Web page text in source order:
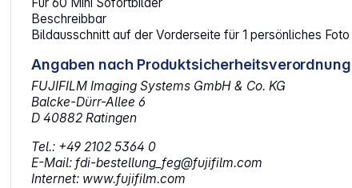
Beschreibbar
Bildausschnitt auf der Vorderseite für 1 persönliches Foto
Angaben nach Produktsicherheitsverordnung
FUJIFILM Imaging Systems GmbH & Co. KG
Balcke-Dürr-Allee 6
D 40882 Ratingen
Tel.: +49 2102 5364 0
E-Mail: fdi-bestellung_feg@fujifilm.com
Internet: www.fujifilm.com